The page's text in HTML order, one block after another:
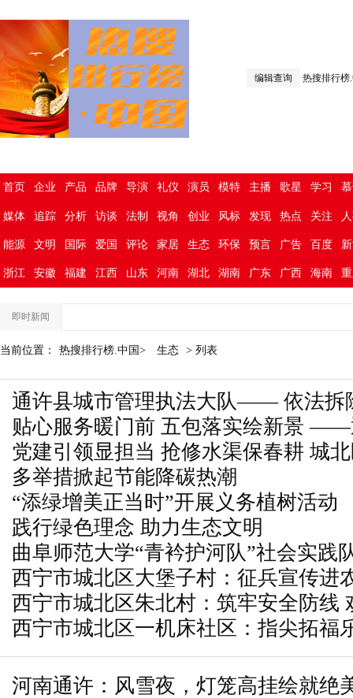
编辑查询 热搜排行榜
首页 企业 产品 品牌 导演 礼仪 演员 模特 主播 歌星 学习
媒体 追踪 分析 访谈 法制 视角 创业 风标 发现 热点 关注
能源 文明 国际 爱国 评论 家居 生态 环保 预言 广告 百度
浙江 安徽 福建 江西 山东 河南 湖北 湖南 广东 广西 海南
即时新闻
当前位置： 热搜排行榜.中国> 生态 > 列表
通许县城市管理执法大队—— 依法拆
持服务性执法守护市容环境
贴心服务暖门前 五包落实绘新景
大队扎实推进商户“门前五包”工作
党建引领显担当 抢修水渠保春耕 城
力筑牢农田安全底线
多举措掀起节能降碳热潮
“添绿增美正当时”开展义务植树活动
践行绿色理念 助力生态文明
曲阜师范大学“青衿护河队”社会实践
心 青春护河担使命
西宁市城北区大堡子村：征兵宣传进
心
西宁市城北区朱北村：筑牢安全防线
西宁市城北区一机床社区：指尖拓福
童心
河南通许：风雪夜，灯笼高挂绘就绝